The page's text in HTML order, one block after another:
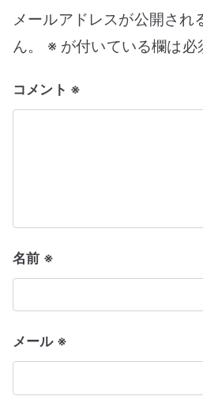
ー
シ
ョ
メールアドレスが公開され
ん。
※ が付いている欄は必
コメント ※
名前 ※
メール ※